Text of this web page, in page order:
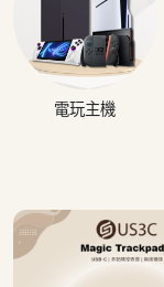
電玩主機